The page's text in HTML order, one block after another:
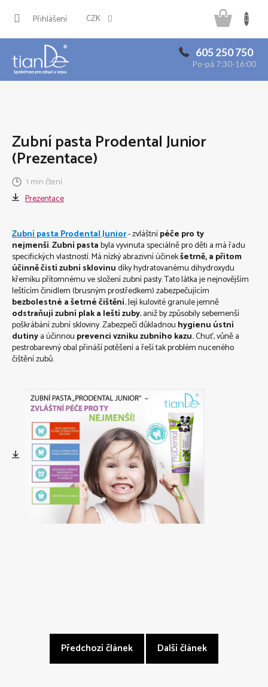
CZK
Přihlášení
605 250 750
Po-pá 7:30-16:00
košík
Zubní pasta Prodental Junior
(Prezentace)
1 min čtení
Prezentace
Zubní pasta Prodental Junior- zvláštnípéče pro ty
nejmenší.Zubní pastabyla vyvinuta speciálně pro děti a má řadu
specifických vlastností. Má nízký abrazivní účinekšetrně, a přitom
účinně čistí zubní sklovinudíky hydratovanému dihydroxydu
křemíku přítomnému ve složení zubní pasty. Tato látka je nejnovějším
leštícím činidlem (brusným prostředkem) zabezpečujícím
bezbolestné a šetrné čištění.Její kulovité granule jemně
odstraňují zubní plak a leští zuby, aniž by způsobily sebemenší
poškrábání zubní skloviny. Zabezpečí důkladnou hygienu ústní
dutinya účinnou prevenci vzniku zubního kazu.Chuť, vůně a
pestrobarevný obal přináší potěšení a řeší tak problém nuceného
čištění zubů.
Předchozí článek Další článek